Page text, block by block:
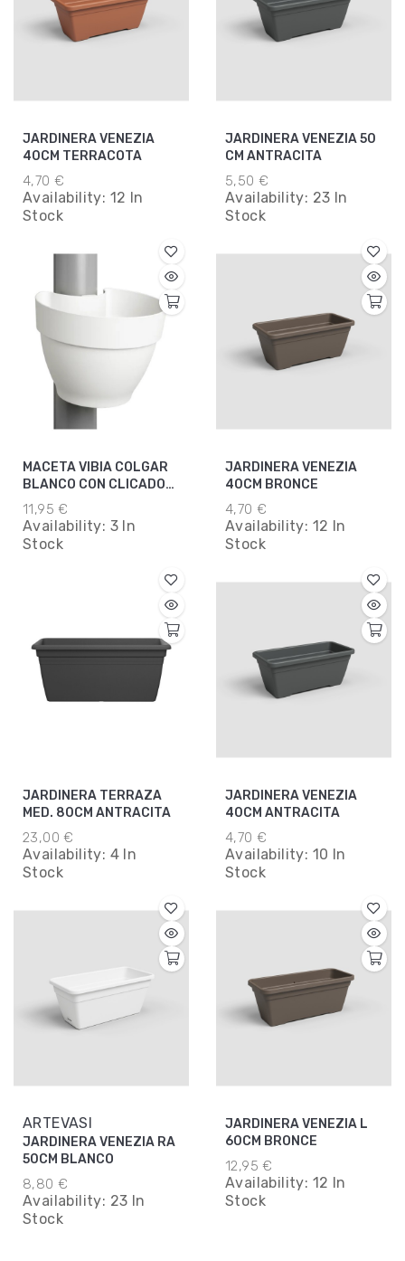
JARDINERA VENEZIA
40CM TERRACOTA
4,70 €
Availability: 12 In
Stock
JARDINERA VENEZIA 50
CM ANTRACITA
5,50 €
Availability: 23 In
Stock
MACETA VIBIA COLGAR
BLANCO CON CLICADOR
DESAGUE
11,95 €
Availability: 3 In
Stock
JARDINERA VENEZIA
40CM BRONCE
4,70 €
Availability: 12 In
Stock
JARDINERA TERRAZA
MED. 80CM ANTRACITA
23,00 €
Availability: 4 In
Stock
JARDINERA VENEZIA
40CM ANTRACITA
4,70 €
Availability: 10 In
Stock
ARTEVASI
JARDINERA VENEZIA RA
50CM BLANCO
8,80 €
Availability: 23 In
Stock
JARDINERA VENEZIA L
60CM BRONCE
12,95 €
Availability: 12 In
Stock